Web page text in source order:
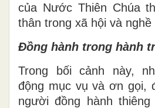
của Nước Thiên Chúa
thân trong xã hội và nghề
Đồng hành trong hành
Trong bối cảnh này,
động mục vụ và ơn gọi,
người đồng hành